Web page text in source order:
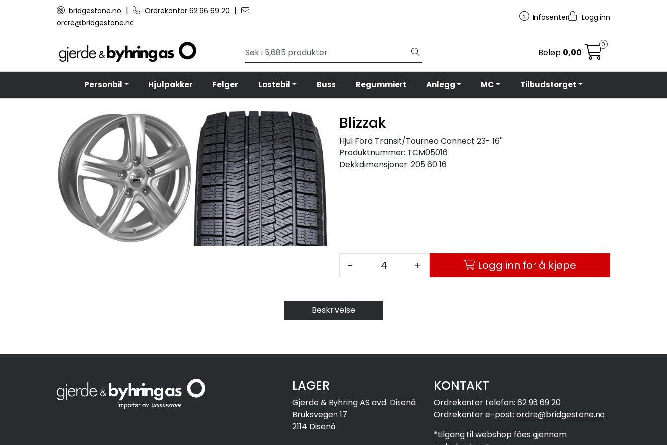
Skip to main contentbridgestone.no | Ordrekontor 62 96 69 20 |
ordre@bridgestone.no
Infosenter Logg inn
Beløp 0,00
0
Personbil Hjulpakker Felger Lastebil Buss Regummiert Anlegg MC Tilbudstorget
Blizzak
Hjul Ford Transit/Tourneo Connect 23- 16''
Produktnummer: TCM05016
Dekkdimensjoner: 205 60 16
- + Logg inn for å kjøpe
Beskrivelse
LAGER
Gjerde & Byhring AS avd. Disenå
Bruksvegen 17
2114 Disenå
KONTAKT
Ordrekontor telefon: 62 96 69 20
Ordrekontor e-post: ordre@bridgestone.no
*tilgang til webshop fåes gjennom